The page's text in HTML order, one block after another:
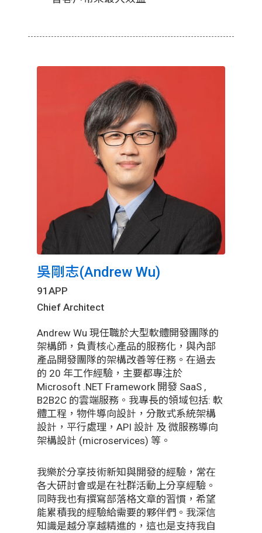
吳剛志(Andrew Wu)
91APP
Chief Architect
Andrew Wu 現任職於大型軟體開發團隊的
架構師，負責核心產品的服務化，與內部
產品開發團隊的架構改善等任務。在過去
的 20 年工作經驗，主要都專注於
Microsoft .NET Framework 開發 SaaS ,
B2B2C 的雲端服務。我專長的領域包括: 軟
體工程，物件導向設計，分散式系統架構
設計，平行處理，API 設計 及 微服務導向
架構設計 (microservices) 等。
我樂於分享技術新知與開發的經驗，常在
各大研討會或是在社群活動上分享經驗。
同時我也有撰寫部落格文章的習慣，希望
能累積我的經驗給需要的夥伴們。我深信
知識是越分享越精進的，這也是支持我自